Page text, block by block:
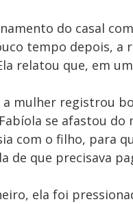
do casal
tempo depois, a
relatou que, em
a mulher registrou
se afastou
com o filho, para
de que precisava
ela foi